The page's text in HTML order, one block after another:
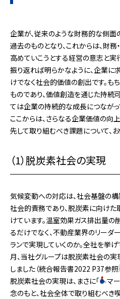
企業が、従来のような財務的な側
過去のものとなり、これからは、財
高めていこうとする経営の意志と
振り返れば明らかなように、企業
けでなく社会的価値の創出です。も
ものであり、価値創造を通じた持続
ては企業の持続的な成長につながっ
ここからは、さらなる企業価値の向
先して取り組むべき課題について、
（1）脱炭素社会の実現
気候変動への対応は、社会基盤の
社会的責務であり、脱炭素に向け
けています。温室効果ガス排出量
るだけでなく、不動産業界のリーダ
ランで実現していくのか。全社を挙
月、当社グループは脱炭素社会の
しました（統合報告書2022 P37参照
脱炭素社会の実現は、まさに「
マ
念のもと、社会全体で取り組むべき